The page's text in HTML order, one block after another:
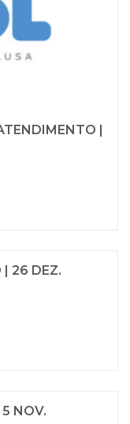
|
| 26 DEZ.
5 NOV.